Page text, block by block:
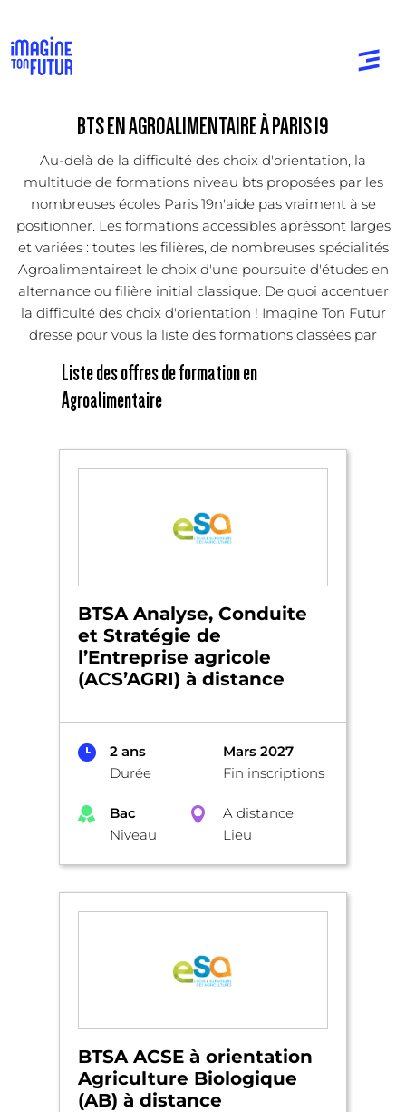
BTS EN AGROALIMENTAIRE À PARIS 19
Au-delà de la difficulté des choix d'orientation, la
multitude de formations niveau bts proposées par les
nombreuses écoles Paris 19n'aide pas vraiment à se
positionner. Les formations accessibles aprèssont larges
et variées : toutes les filières, de nombreuses spécialités
Agroalimentaireet le choix d'une poursuite d'études en
alternance ou filière initial classique. De quoi accentuer
la difficulté des choix d'orientation ! Imagine Ton Futur
dresse pour vous la liste des formations classées par
Liste des offres de formation en
Agroalimentaire
BTSA Analyse, Conduite
et Stratégie de
l’Entreprise agricole
(ACS’AGRI) à distance
2 ans
Durée
Mars 2027
Fin inscriptions
Bac
Niveau
A distance
Lieu
BTSA ACSE à orientation
Agriculture Biologique
(AB) à distance